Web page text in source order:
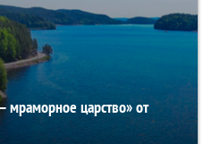
мраморное царство» от